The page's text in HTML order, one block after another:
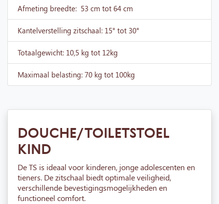
Afmeting breedte: 53 cm tot 64 cm
Kantelverstelling zitschaal: 15° tot 30°
Totaalgewicht: 10,5 kg tot 12kg
Maximaal belasting: 70 kg tot 100kg
DOUCHE/TOILETSTOEL
KIND
De TS is ideaal voor kinderen, jonge adolescenten en
tieners. De zitschaal biedt optimale veiligheid,
verschillende bevestigingsmogelijkheden en
functioneel comfort.